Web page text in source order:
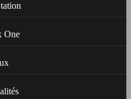
One